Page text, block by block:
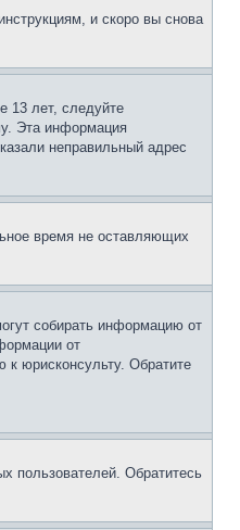
и скоро вы снова
13 лет, следуйте
Эта информация
неправильный адрес
время не оставляющих
собирать информацию от
от
юрисконсульту. Обратите
пользователей. Обратитесь